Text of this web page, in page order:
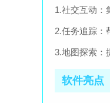
1.社交互动：
2.任务追踪：
3.地图探索：
软件亮点